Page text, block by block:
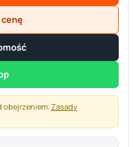
obejrzeniem. Zasady